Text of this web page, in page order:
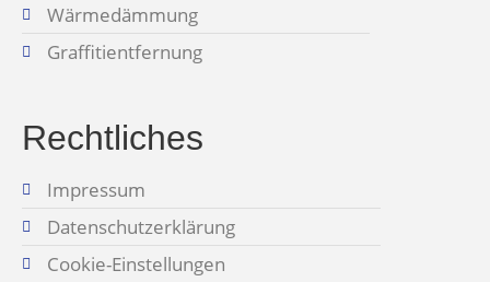
Wärmedämmung
Graffitientfernung
Rechtliches
Impressum
Datenschutzerklärung
Cookie-Einstellungen